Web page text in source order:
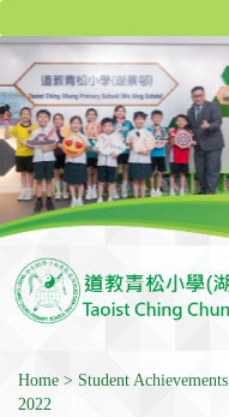
Home Student Achievements
2022